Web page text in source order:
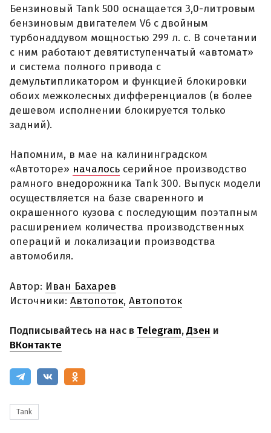
Бензиновый Tank 500 оснащается 3,0-литровым
бензиновым двигателем V6 с двойным
турбонаддувом мощностью 299 л. с. В сочетании
с ним работают девятиступенчатый «автомат»
и система полного привода с
демультипликатором и функцией блокировки
обоих межколесных дифференциалов (в более
дешевом исполнении блокируется только
задний).
Напомним, в мае на калининградском
«Автоторе» началось серийное производство
рамного внедорожника Tank 300. Выпуск модели
осуществляется на базе сваренного и
окрашенного кузова с последующим поэтапным
расширением количества производственных
операций и локализации производства
автомобиля.
Автор: Иван Бахарев
Источники: Автопоток, Автопоток
Подписывайтесь на нас в Telegram,Дзен и
ВКонтакте
Tank